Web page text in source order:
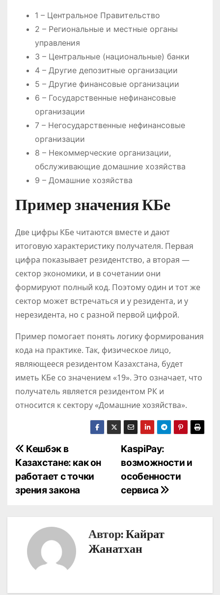
1 – Центральное Правительство
2 – Региональные и местные органы
управления
3 – Центральные (национальные) банки
4 – Другие депозитные организации
5 – Другие финансовые организации
6 – Государственные нефинансовые
организации
7 – Негосударственные нефинансовые
организации
8 – Некоммерческие организации,
обслуживающие домашние хозяйства
9 – Домашние хозяйства
Пример значения КБе
Две цифры КБе читаются вместе и дают
итоговую характеристику получателя. Первая
цифра показывает резидентство, а вторая —
сектор экономики, и в сочетании они
формируют полный код. Поэтому один и тот же
сектор может встречаться и у резидента, и у
нерезидента, но с разной первой цифрой.
Пример помогает понять логику формирования
кода на практике. Так, физическое лицо,
являющееся резидентом Казахстана, будет
иметь КБе со значением «19». Это означает, что
получатель является резидентом РК и
относится к сектору «Домашние хозяйства».
Н
а
в
и
KaspiPay:
возможности и
особенности
сервиса
Кешбэк в
Казахстане: как он
работает с точки
зрения закона
Автор:Кайрат
Жанатхан